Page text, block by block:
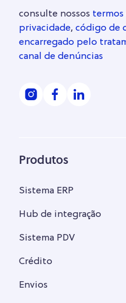
consulte nossos termos
privacidade, código de
encarregado pelo
canal de denúncias
Produtos
Sistema ERP
Hub de integração
Sistema PDV
Crédito
Envios